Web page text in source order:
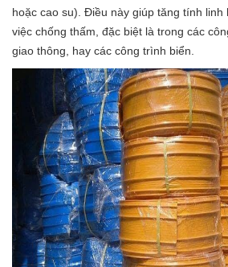
hoặc cao su). Điều này giúp tăng tính linh
việc chống thấm, đặc biệt là trong các
giao thông, hay các công trình biển.